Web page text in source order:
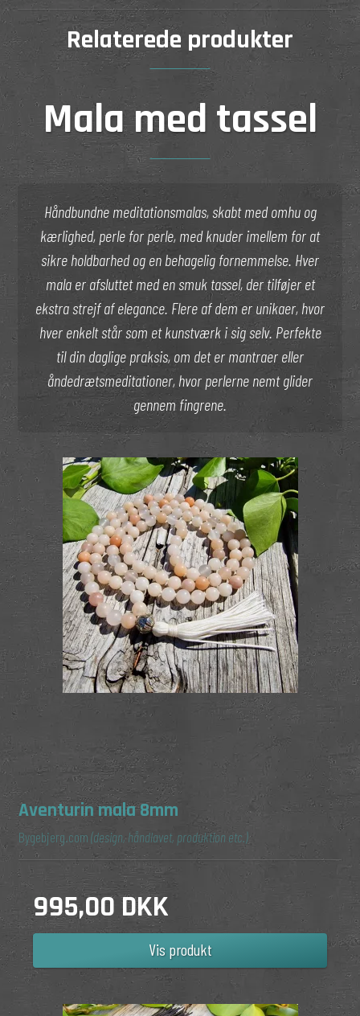
Relaterede produkter
Mala med tassel
Håndbundne meditationsmalas, skabt med omhu og
kærlighed, perle for perle, med knuder imellem for at
sikre holdbarhed og en behagelig fornemmelse. Hver
mala er afsluttet med en smuk tassel, der tilføjer et
ekstra strejf af elegance. Flere af dem er unikaer, hvor
hver enkelt står som et kunstværk i sig selv. Perfekte
til din daglige praksis, om det er mantraer eller
åndedrætsmeditationer, hvor perlerne nemt glider
gennem fingrene.
Aventurin mala 8mm
Bygebjerg.com(design, håndlavet, produktion etc.)
995,00 DKK
Vis produkt